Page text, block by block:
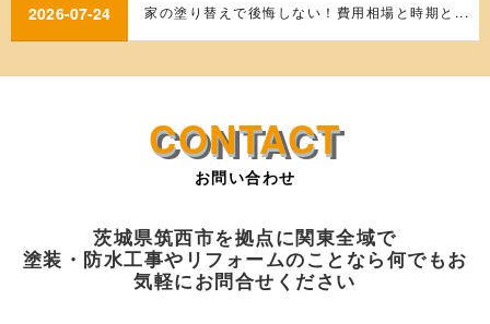
2026-07-24 家の塗り替えで後悔しない！費用相場と時期と...
お問い合わせ
茨城県筑西市を拠点に関東全域で
塗装・防水工事や リフォームのことなら何でもお
気軽にお問合せください